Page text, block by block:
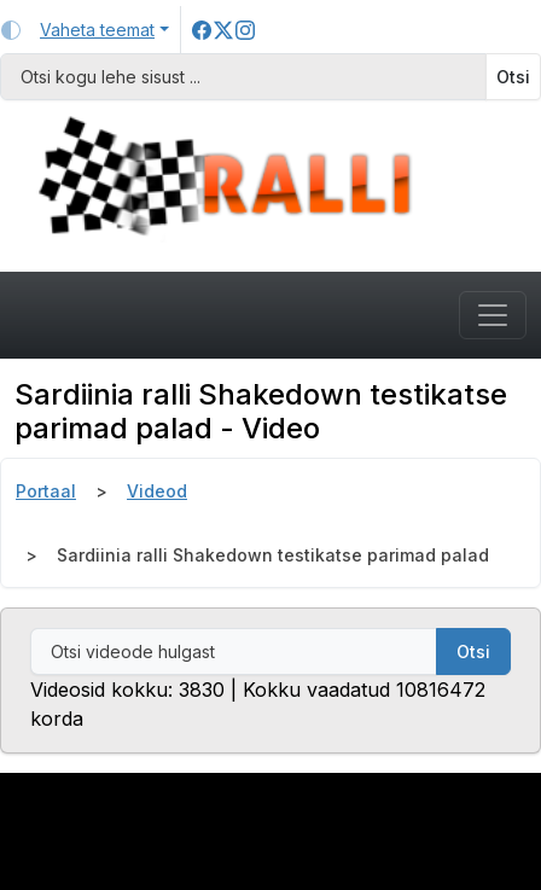
Vaheta teemat
Otsi
Sardiinia ralli Shakedown testikatse
parimad palad - Video
Portaal Videod
Sardiinia ralli Shakedown testikatse parimad palad
Otsi
Videosid kokku: 3830 | Kokku vaadatud 10816472
korda